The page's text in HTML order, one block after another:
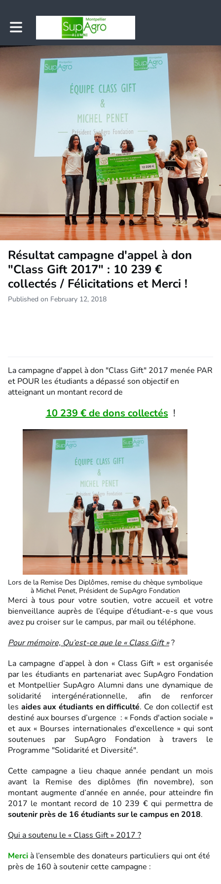
Toggle main navigation
Résultat campagne d'appel à don
"Class Gift 2017" : 10 239 €
collectés / Félicitations et Merci !
Published on February 12, 2018
La campagne d'appel à don "Class Gift" 2017 menée PAR
et POUR les étudiants a dépassé son objectif en
atteignant un montant record de
10 239 € de dons collectés !
Lors de la Remise Des Diplômes, remise du chèque symbolique
à Michel Penet, Président de SupAgro Fondation
Merci à tous pour votre soutien, votre accueil et votre
bienveillance auprès de l’équipe d’étudiant-e-s que vous
avez pu croiser sur le campus, par mail ou téléphone.
Pour mémoire, Qu’est-ce que le « Class Gift »?
La campagne d’appel à don « Class Gift » est organisée
par les étudiants en partenariat avec SupAgro Fondation
et Montpellier SupAgro Alumni dans une dynamique de
solidarité intergénérationnelle, afin de renforcer
les aides aux étudiants en difficulté. Ce don collectif est
destiné aux bourses d’urgence : « Fonds d'action sociale »
et aux « Bourses internationales d'excellence » qui sont
soutenues par
SupAgro Fondation
à travers le
Programme "Solidarité et Diversité".
Cette campagne a lieu chaque année pendant un mois
avant la Remise des diplômes (fin novembre), son
montant augmente d’année en année, pour atteindre fin
2017 le montant record de 10 239 € qui permettra de
soutenir près de 16 étudiants sur le campus en 2018.
Qui a soutenu le « Class Gift » 2017 ?
Mercià l’ensemble des donateurs particuliers qui ont été
près de 160 à soutenir cette campagne :